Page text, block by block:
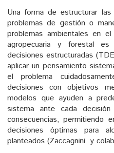
Una forma de estructurar
problemas de gestión o
problemas ambientales en
agropecuaria y forestal
decisiones estructuradas
aplicar un pensamiento
el problema
decisiones con objetivos
modelos que ayuden a
sistema ante cada decisión
consecuencias, permitiendo
decisiones óptimas para
planteados (Zaccagnini y